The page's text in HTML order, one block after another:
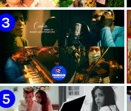
🟡 Susel Gómez (La China) ||
¨Oye Mi Leloley¨ || Director:
Jesús Larralde González
|| Música popular bailable
cubana || Videoclip || CUBA